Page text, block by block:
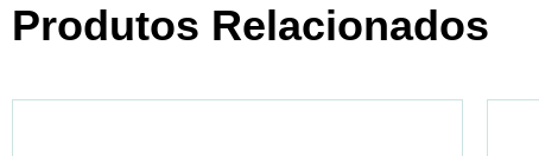
Produtos Relacionados